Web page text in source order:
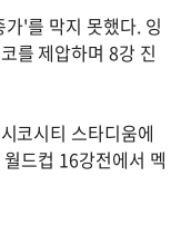
'를 막지 못했다. 잉
를 제압하며 8강 진
코시티 스타디움에
드컵 16강전에서 멕